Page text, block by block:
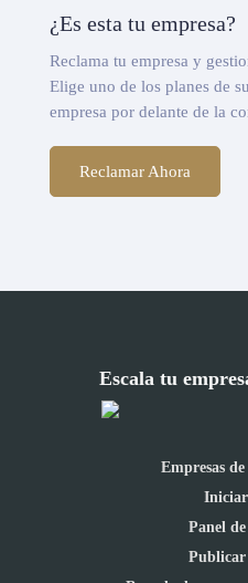
¿Es esta tu empresa?
Reclama tu empresa y
Elige uno de los planes de
empresa por delante de la
Reclamar Ahora
Escala tu
Empresas
Iniciar
Panel
Publicar